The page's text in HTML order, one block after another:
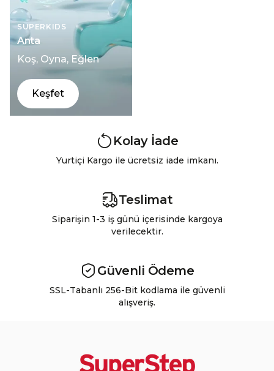
SUPERKIDS
Anta
Koş, Oyna, Eğlen
Keşfet
Kolay İade
Yurtiçi Kargo ile ücretsiz iade imkanı.
Teslimat
Siparişin 1-3 iş günü içerisinde kargoya
verilecektir.
Güvenli Ödeme
SSL-Tabanlı 256-Bit kodlama ile güvenli
alışveriş.